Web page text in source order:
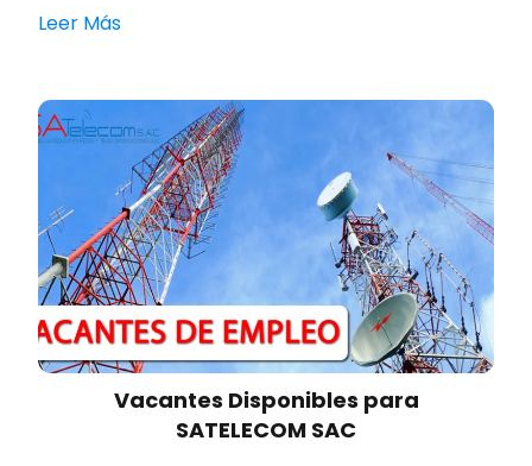
Leer Más
Vacantes Disponibles para
SATELECOM SAC